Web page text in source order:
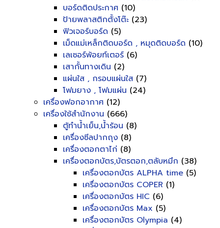
บอร์ดติดประกาศ (10)
ป้ายพลาสติกตั้งโต๊ะ (23)
ฟิวเจอร์บอร์ด (5)
เม็ดแม่เหล็กติดบอร์ด , หมุดติดบอร์ด (10)
เลเซอร์พ้อยท์เตอร์ (6)
เสากั้นทางเดิน (2)
แผ่นใส , กรอบแผ่นใส (7)
โฟมยาง , โฟมแผ่น (24)
เครื่องฟอกอากาศ (12)
เครื่องใช้สำนักงาน (666)
ตู้ทำน้ำเย็น,น้ำร้อน (8)
เครื่องซีลปากถุง (8)
เครื่องตอกตาไก่ (8)
เครื่องตอกบัตร,บัตรตอก,ตลับหมึก (38)
เครื่องตอกบัตร ALPHA time (5)
เครื่องตอกบัตร COPER (1)
เครื่องตอกบัตร HIC (6)
เครื่องตอกบัตร Max (5)
เครื่องตอกบัตร Olympia (4)